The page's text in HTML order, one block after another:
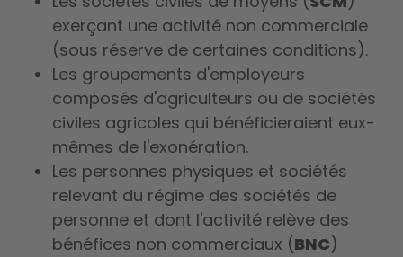
exerçant une activité non commerciale
(sous réserve de certaines conditions).
Les groupements d'employeurs
composés d'agriculteurs ou de sociétés
civiles agricoles qui bénéficieraient eux-
mêmes de l'exonération.
Les personnes physiques et sociétés
relevant du régime des sociétés de
personne et dont l'activité relève des
bénéfices non commerciaux (BNC)